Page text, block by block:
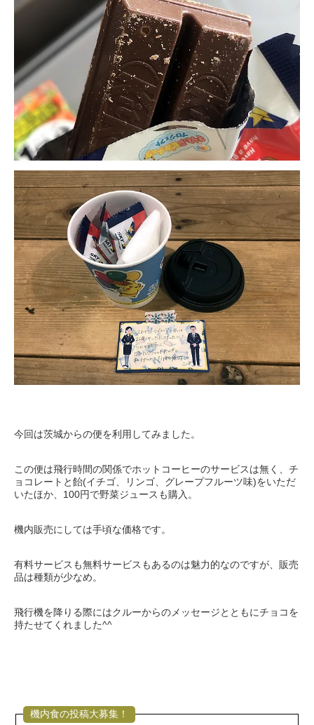
今回は茨城からの便を利用してみました。
この便は飛行時間の関係でホットコーヒーのサービスは無く、チ
ョコレートと飴(イチゴ、リンゴ、グレープフルーツ味)をいただ
いたほか、100円で野菜ジュースも購入。
機内販売にしては手頃な価格です。
有料サービスも無料サービスもあるのは魅力的なのですが、販売
品は種類が少なめ。
飛行機を降りる際にはクルーからのメッセージとともにチョコを
持たせてくれました^^
機内食の投稿大募集！